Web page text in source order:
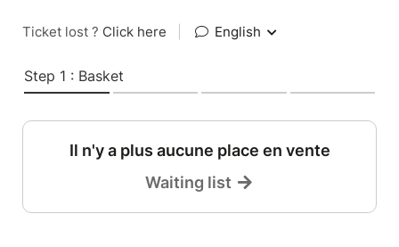
Ticket lost ? Click here English
Step 1 : Basket
Il n'y a plus aucune place en vente
Waiting list